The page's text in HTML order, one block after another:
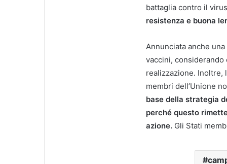
battaglia contro il
resistenza e buona
Annunciata anche
vaccini, considerando
realizzazione. Inoltre,
membri dell’Unione
base della strategia
perché questo
azione. Gli Stati